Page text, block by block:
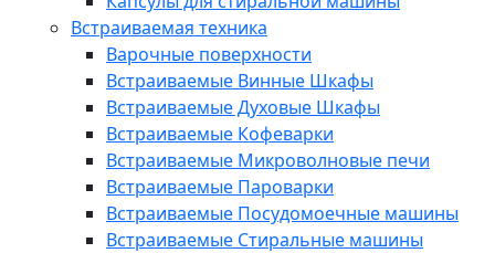
Встраиваемая техника
Варочные поверхности
Встраиваемые Винные Шкафы
Встраиваемые Духовые Шкафы
Встраиваемые Кофеварки
Встраиваемые Микроволновые печи
Встраиваемые Пароварки
Встраиваемые Посудомоечные машины
Встраиваемые Стиральные машины